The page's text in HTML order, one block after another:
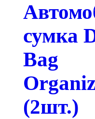
сумка
Bag
(2шт.)